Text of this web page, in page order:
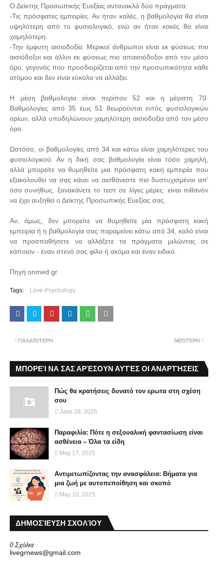
Ο Δείκτης Προσωπικής Ευεξίας αντανακλά δύο πράγματα:
-Τις πρόσφατες εμπειρίες. Αν ήταν καλές, η βαθμολογία θα είναι
υψηλότερη από το φυσιολογικό, ενώ αν ήταν κακές θα είναι
χαμηλότερη.
-Την έμφυτη αισιοδοξία. Μερικοί άνθρωποι είναι εκ φύσεως πιο
αισιόδοξοι και άλλοι εκ φύσεως πιο απαισιόδοξοι από τον μέσο
όρο, γεγονός που προσδιορίζεται από την προσωπικότητα κάθε
ατόμου και δεν είναι εύκολο να αλλάξει.
Η μέση βαθμολογία είναι περίπου 52 και η μέγιστη 70.
Βαθμολογίες από 35 έως 51 θεωρούνται εντός φυσιολογικών
ορίων, αλλά υποδηλώνουν χαμηλότερη αισιοδοξία από τον μέσο
όρο.
Ωστόσο, οι βαθμολογίες από 34 και κάτω είναι χαμηλότερες του
φυσιολογικού. Αν η δική σας βαθμολογία είναι τόσο χαμηλή,
αλλά μπορείτε να θυμηθείτε μια πρόσφατη κακή εμπειρία που
εξακολουθεί να σας κάνει να αισθάνεστε πιο δυστυχισμένοι απ'
όσο συνήθως, ξανακάνετε το τεστ σε λίγες μέρες: είναι πιθανόν
να έχει αυξηθεί ο Δείκτης Προσωπικής Ευεξίας σας.
Αν, όμως, δεν μπορείτε να θυμηθείτε μία πρόσφατη κακή
εμπειρία ή η βαθμολογία σας παραμείνει κάτω από 34, καλό είναι
να προσπαθήσετε να αλλάξετε τα πράγματα μιλώντας σε
κάποιον - έναν στενό σας φίλο ή ακόμα και έναν ειδικό.
Πηγή:onmed.gr
Tags: Love-Psychology
ΝΕΌΤΕΡΗ
ΠΑΛΑΙΌΤΕΡΗ
ΜΠΟΡΕΊ ΝΑ ΣΑΣ ΑΡΈΣΟΥΝ ΑΥΤΈΣ ΟΙ ΑΝΑΡΤΉΣΕΙΣ
Πώς θα κρατήσεις δυνατό τον ερωτα στη σχέση
σου
June 28, 2025
Παραφιλία: Πότε η σεξουαλική φαντασίωση είναι
ασθένεια – Όλα τα είδη
May 17, 2025
Αντιμετωπίζοντας την ανασφάλεια: Βήματα για
μια ζωή με αυτοπεποίθηση και σκοπό
May 10, 2025
ΔΗΜΟΣΊΕΥΣΗ ΣΧΟΛΊΟΥ
0 Σχόλια
livegrnews@gmail.com